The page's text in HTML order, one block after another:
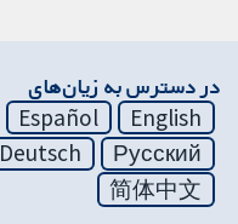
در دسترس به زیان‌های
English
Español
Русский
Deutsch
简体中文